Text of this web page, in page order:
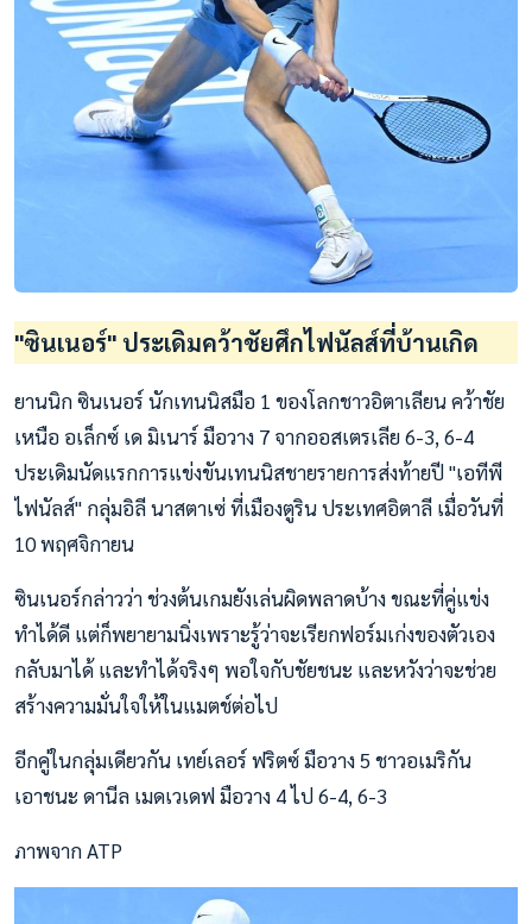
"ซินเนอร์" ประเดิมคว้าชัยศึกไฟนัลส์ที่บ้านเกิด
ยานนิก ซินเนอร์ นักเทนนิสมือ 1 ของโลกชาวอิตาเลียน คว้าชัย
เหนือ อเล็กซ์ เด มิเนาร์ มือวาง 7 จากออสเตรเลีย 6-3, 6-4
ประเดิมนัดแรกการแข่งขันเทนนิสชายรายการส่งท้ายปี "เอทีพี
ไฟนัลส์" กลุ่มอิลี นาสตาเซ่ ที่เมืองตูริน ประเทศอิตาลี เมื่อวันที่
10 พฤศจิกายน
ซินเนอร์กล่าวว่า ช่วงต้นเกมยังเล่นผิดพลาดบ้าง ขณะที่คู่แข่ง
ทำได้ดี แต่ก็พยายามนิ่งเพราะรู้ว่าจะเรียกฟอร์มเก่งของตัวเอง
กลับมาได้ และทำได้จริงๆ พอใจกับชัยชนะ และหวังว่าจะช่วย
สร้างความมั่นใจให้ในแมตช์ต่อไป
อีกคู่ในกลุ่มเดียวกัน เทย์เลอร์ ฟริตซ์ มือวาง 5 ชาวอเมริกัน
เอาชนะ ดานีล เมดเวเดฟ มือวาง 4 ไป 6-4, 6-3
ภาพจาก ATP